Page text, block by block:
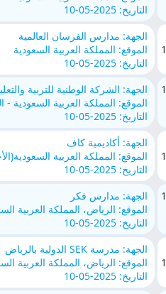
التاريخ: 2025-05-10
الجهة: مدارس الفرسان العالمية
الموقع: المملكة العربية السعودية
التاريخ: 2025-05-10
الجهة: الشركة الوطنية للتربية
الموقع: المملكة العربية السعودية
التاريخ: 2025-05-10
الجهة: أكاديمية كاف
الموقع: المملكة العربية
التاريخ: 2025-05-10
الجهة: مدارس فكر
الموقع: الرياض، المملكة العربية
التاريخ: 2025-05-10
الجهة: مدرسة SEK الدولية بالرياض
الموقع: الرياض، المملكة العربية
التاريخ: 2025-05-10